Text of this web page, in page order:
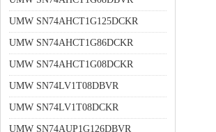
UMW SN74AHCT1G125DCKR
UMW SN74AHCT1G86DCKR
UMW SN74AHCT1G08DCKR
UMW SN74LV1T08DBVR
UMW SN74LV1T08DCKR
UMW SN74AUP1G126DBVR